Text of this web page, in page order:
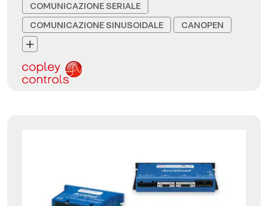
COMUNICAZIONE SERIALE
COMUNICAZIONE SINUSOIDALE
CANOPEN